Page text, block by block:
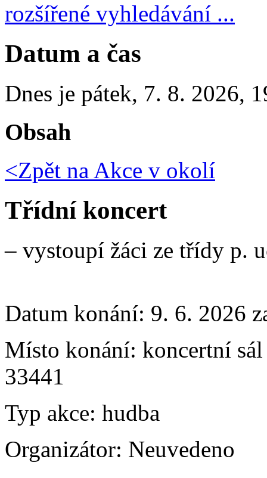
rozšířené vyhledávání ...
Datum a čas
Dnes je pátek, 7. 8. 2026,
Obsah
<Zpět na Akce v okolí
Třídní koncert
– vystoupí žáci ze třídy p.
Datum konání: 9. 6. 2026
Místo konání: koncertní
33441
Typ akce: hudba
Organizátor: Neuvedeno